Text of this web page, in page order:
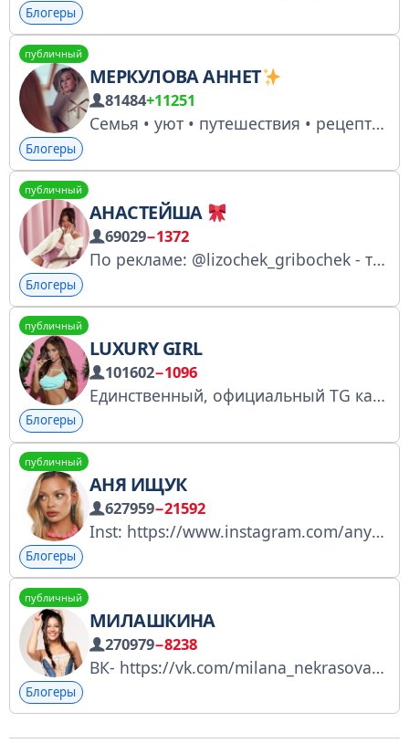
Блогеры
публичный
МЕРКУЛОВА АННЕТ
81484+11251
Семья • уют • путешествия • рецепты • beauty Создаём квартиру мечты с кухней как из Pinterest
Блогеры
публичный
АНАСТЕЙША
69029−1372
По рекламе: @lizochek_gribochek - тг, тт @anastasia_piar anastasiaaa@nextupmedia.ru •tg: @banktokrot_AD by @banktokrotAD •e-mail: banktokrotad@yandex.ru @mkkrwx https://knd.gov.ru/license?id=673c509a290fef0
Блогеры
публичный
LUXURY GIRL
101602−1096
Единственный, официальный TG канал Luxury Girl на русском. Менеджер ярких эмоций в компании PARI Реклама и сотрудничество: @milen_nash / pr@luxurygirl.com Паблик VK: vk.com/luxgrltwitch Регистрация: https://gosuslugi.ru/snet/67c04a4b2e5e716b179a2
Блогеры
публичный
АНЯ ИЩУК
627959−21592
Inst: https://www.instagram.com/anyaischuk/ Tik-Tok: https://www.tiktok.com/@anyaischuk KISY
Блогеры
публичный
МИЛАШКИНА
270979−8238
ВК- https://vk.com/milana_nekrasova2008 Likee- https://l.likee.video/p/hR6klR Реклама: @Maaryy_LL Бренды: milana_nekrasova@liveliness.agency зарегистрирована в РКН: https://clck.ru/3G9x3y
Блогеры